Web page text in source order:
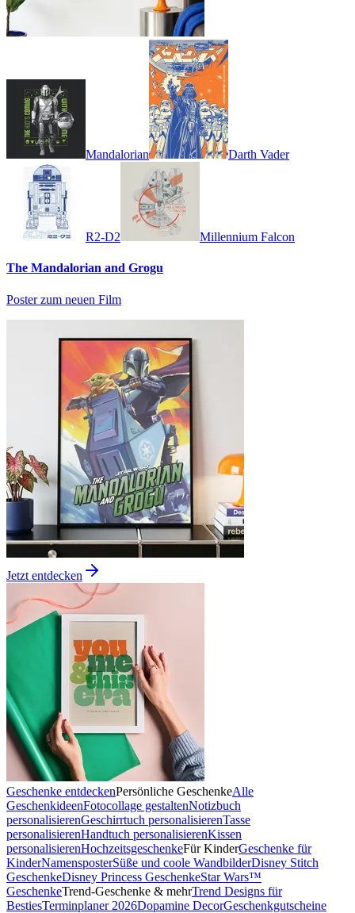
Mandalorian Darth Vader
R2-D2 Millennium Falcon
The Mandalorian and Grogu
Poster zum neuen Film
Jetzt entdecken
Geschenke entdeckenPersönliche GeschenkeAlle
GeschenkideenFotocollage gestaltenNotizbuch
personalisierenGeschirrtuch personalisierenTasse
personalisierenHandtuch personalisierenKissen
personalisierenHochzeitsgeschenkeFür KinderGeschenke für
KinderNamensposterSüße und coole WandbilderDisney Stitch
GeschenkeDisney Princess GeschenkeStar Wars™
GeschenkeTrend-Geschenke & mehrTrend Designs für
BestiesTerminplaner 2026Dopamine DecorGeschenkgutscheine